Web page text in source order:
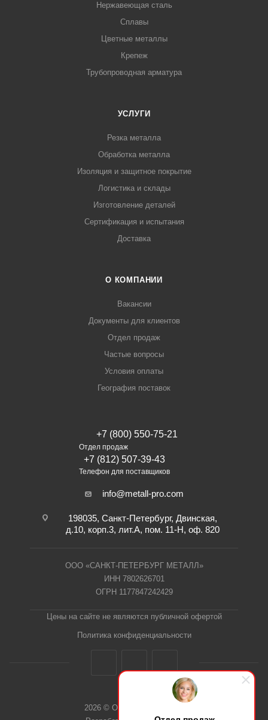
Нержавеющая сталь
Сплавы
Цветные металлы
Крепеж
Трубопроводная арматура
УСЛУГИ
Резка металла
Обработка металла
Изоляция и защитное покрытие
Логистика и склады
Изготовление деталей
Сертификация и испытания
Доставка
О КОМПАНИИ
Вакансии
Документы для клиентов
Отдел продаж
Частые вопросы
Условия оплаты
География поставок
+7 (800) 550-75-21
Отдел продаж
+7 (812) 507-39-43
Телефон для поставщиков
info@metall-pro.com
198035, Санкт-Петербург, Двинская,
д.10, корп.3, лит.А, пом. 11-Н, оф. 820
ООО «САНКТ-ПЕТЕРБУРГ МЕТАЛЛ»
ИНН 7802626701
ОГРН 1177847242429
Цены на сайте не являются публичной офертой
Политика конфиденциальности
2026 © ООО "СПб Металл"